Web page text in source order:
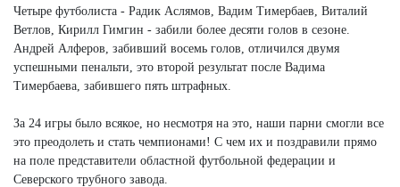
Четыре футболиста - Радик Аслямов, Вадим Тимербаев, Виталий
Ветлов, Кирилл Гимгин - забили более десяти голов в сезоне.
Андрей Алферов, забивший восемь голов, отличился двумя
успешными пенальти, это второй результат после Вадима
Тимербаева, забившего пять штрафных.
За 24 игры было всякое, но несмотря на это, наши парни смогли все
это преодолеть и стать чемпионами! С чем их и поздравили прямо
на поле представители областной футбольной федерации и
Северского трубного завода.